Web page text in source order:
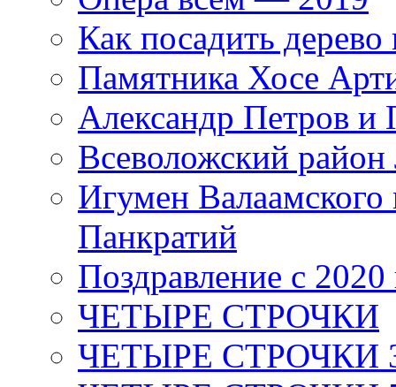
Как посадить дерево
Памятника Хосе
Александр Петров и
Всеволожский район
Игумен
Панкратий
Поздравление с 2020
ЧЕТЫРЕ СТРОЧКИ
ЧЕТЫРЕ СТРОЧКИ 3